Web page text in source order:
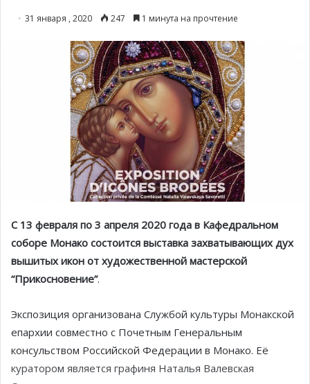
31 января , 2020 247 1 минута на прочтение
С 13 февраля по 3 апреля 2020 года в Кафедральном
соборе Монако состоится выставка захватывающих дух
вышитых икон от художественной мастерской
“Прикосновение”.
Экспозиция организована Службой культуры Монакской
епархии совместно с Почетным Генеральным
консульством Российской Федерации в Монако. Её
куратором является графиня Наталья Валевская